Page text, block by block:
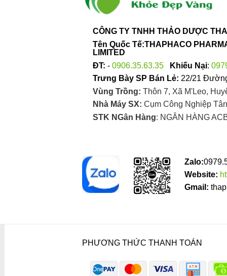
CÔNG TY TNHH THẢO DƯỢC
Tên Quốc Tế:THAPHACO
LIMITED
ĐT: - 0906.35.63.35 Khiếu Nại:
Trưng Bày SP Bán Lẻ: 22/21
Vùng Trồng: Thôn 7, Xã M'Leo,
Nhà Máy SX: Cụm Công Nghiệp
STK NGân Hàng: NGÂN HÀNG
Zalo:
Website:
Gmail:
PHƯƠNG THỨC THANH TOÁN